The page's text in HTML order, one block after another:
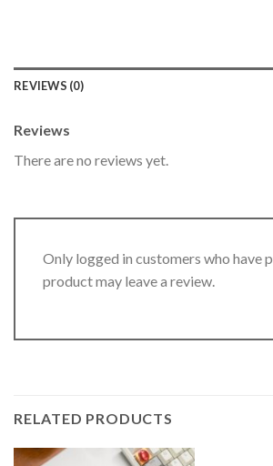
REVIEWS (0)
Reviews
There are no reviews yet.
Only logged in customers who have
product may leave a review.
RELATED PRODUCTS